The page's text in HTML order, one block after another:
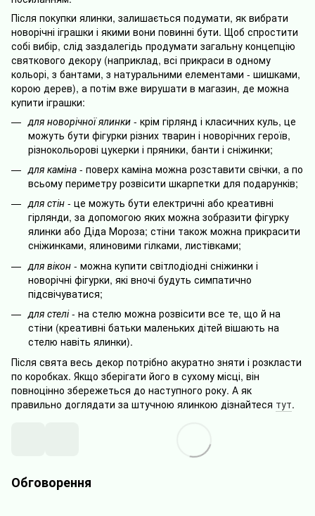
Після покупки ялинки, залишається подумати, як вибрати
новорічні іграшки і якими вони повинні бути. Щоб спростити
собі вибір, слід заздалегідь продумати загальну концепцію
святкового декору (наприклад, всі прикраси в одному
кольорі, з бантами, з натуральними елементами - шишками,
корою дерев), а потім вже вирушати в магазин, де можна
купити іграшки:
для новорічної ялинки - крім гірлянд і класичних куль, це
можуть бути фігурки різних тварин і новорічних героїв,
різнокольорові цукерки і пряники, банти і сніжинки;
для каміна - поверх каміна можна розставити свічки, а по
всьому периметру розвісити шкарпетки для подарунків;
для стін - це можуть бути електричні або креативні
гірлянди, за допомогою яких можна зобразити фігурку
ялинки або Діда Мороза; стіни також можна прикрасити
сніжинками, ялиновими гілками, листівками;
для вікон - можна купити світлодіодні сніжинки і
новорічні фігурки, які вночі будуть симпатично
підсвічуватися;
для стелі- на стелю можна розвісити все те, що й на
стіни (креативні батьки маленьких дітей вішають на
стелю навіть ялинки).
Після свята весь декор потрібно акуратно зняти і розкласти
по коробках. Якщо зберігати його в сухому місці, він
повноцінно збережеться до наступного року. А як
правильно доглядати за штучною ялинкою дізнайтеся тут.
Обговорення